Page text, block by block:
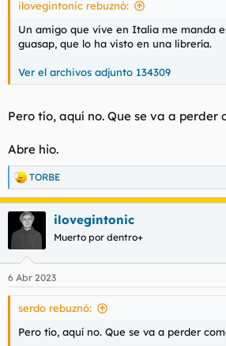
ilovegintonic rebuznó:
Un amigo que vive en Italia me manda
guasap, que lo ha visto en una librería.
Ver el archivos adjunto 134309
Pero tío, aquí no. Que se va a perder
Abre hio.
R
e
a
c
e
s
TORBE
ilovegintonic
Muerto por dentro+
6 Abr 2023
serdo rebuznó:
Pero tío, aquí no. Que se va a perder